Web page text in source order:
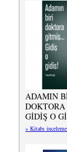
ADAMIN
GİDİŞ O
» Kitabı